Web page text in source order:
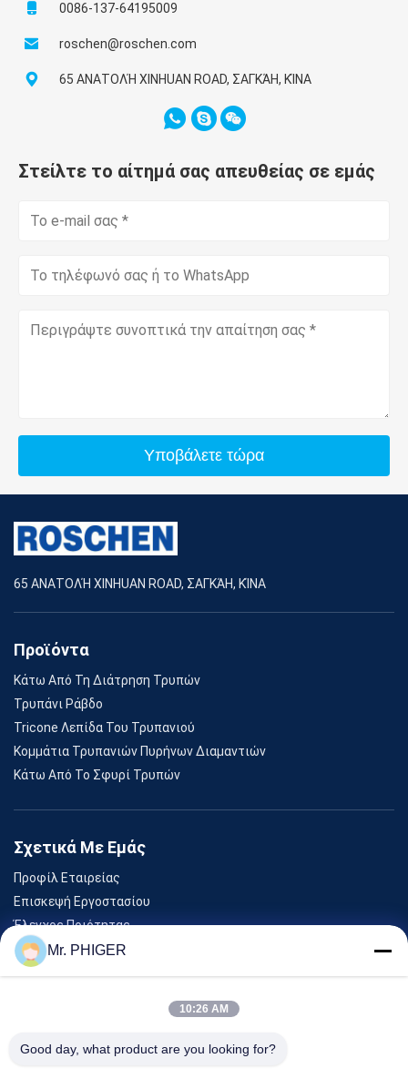
0086-137-64195009
roschen@roschen.com
65 ΑΝΑΤΟΛΉ XINHUAN ROAD, ΣΑΓΚΆΗ, ΚΊΝΑ
Στείλτε το αίτημά σας απευθείας σε εμάς
Υποβάλετε τώρα
65 ΑΝΑΤΟΛΉ XINHUAN ROAD, ΣΑΓΚΆΗ, ΚΊΝΑ
Προϊόντα
Κάτω Από Τη Διάτρηση Τρυπών
Τρυπάνι Ράβδο
Tricone Λεπίδα Του Τρυπανιού
Κομμάτια Τρυπανιών Πυρήνων Διαμαντιών
Κάτω Από Το Σφυρί Τρυπών
Σχετικά Με Εμάς
Προφίλ Εταιρείας
Επισκεψή Εργοστασίου
Έλεγχος Ποιότητας
Sitemap
Εκδηλώσεις
Mr. PHIGER
10:26 AM
Good day, what product are you looking for?